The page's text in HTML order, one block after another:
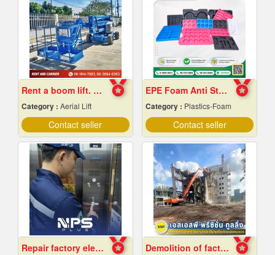
Rent a boom lift. Cheap price.
Category : Aerial Lift
Contact seller
EPE Foam Anti Static
Category : Plastics-Foam
Contact seller
Repair factory elevators, warehouses Demolition of factory in Samut Prakan